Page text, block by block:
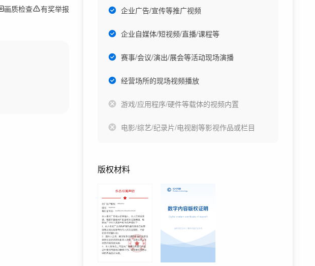
画质检查 有奖举报 企业广告/宣传等推广视频
企业自媒体/短视频/直播/课程等
赛事/会议/演出/展会等活动现场演播
经营场所的现场视频播放
游戏/应用程序/硬件等载体的视频内置
电影/综艺/纪录片/电视剧等影视作品或栏目
版权材料